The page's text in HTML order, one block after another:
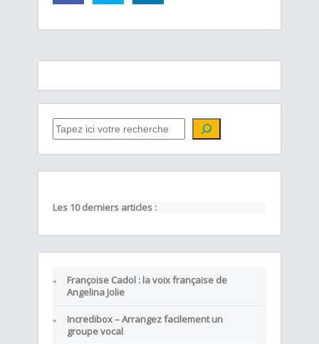
QUE CHERCHEZ-VOUS ?
Les 10 derniers articles :
Françoise Cadol : la voix française de
Angelina Jolie
Incredibox – Arrangez facilement un
groupe vocal